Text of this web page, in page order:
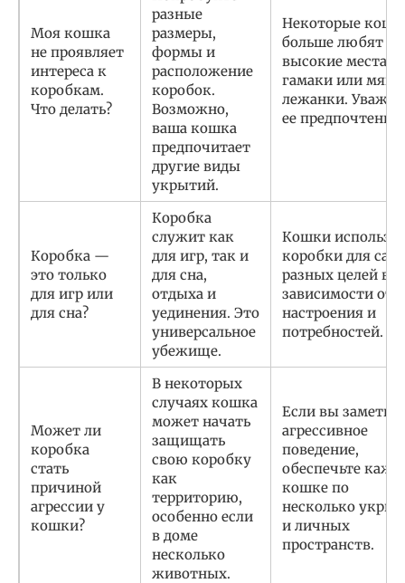
Моя кошка
не проявляет
интереса к
коробкам.
Что делать?
разные
размеры,
формы и
расположение
коробок.
Возможно,
ваша кошка
предпочитает
другие виды
укрытий.
Некоторые
больше любят
высокие места,
гамаки или
лежанки.
ее предпочтения.
Коробка —
это только
для игр или
для сна?
Коробка
служит как
для игр, так и
для сна,
отдыха и
уединения. Это
универсальное
убежище.
Кошки
коробки для
разных целей в
зависимости от
настроения и
потребностей.
Может ли
коробка
стать
причиной
агрессии у
кошки?
В некоторых
случаях кошка
может начать
защищать
свою коробку
как
территорию,
особенно если
в доме
несколько
животных.
Если вы
агрессивное
поведение,
обеспечьте
кошке по
несколько
и личных
пространств.